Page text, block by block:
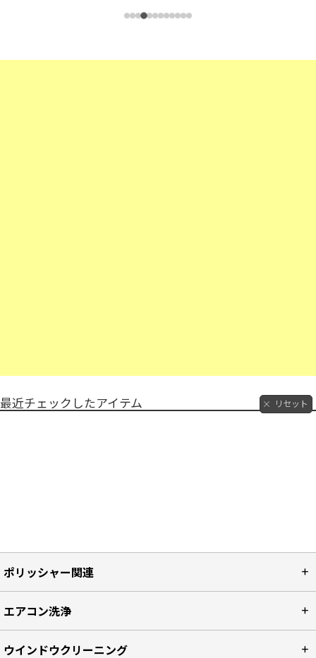
最近チェックしたアイテム リセット
ポリッシャー関連
エアコン洗浄
ウインドウクリーニング